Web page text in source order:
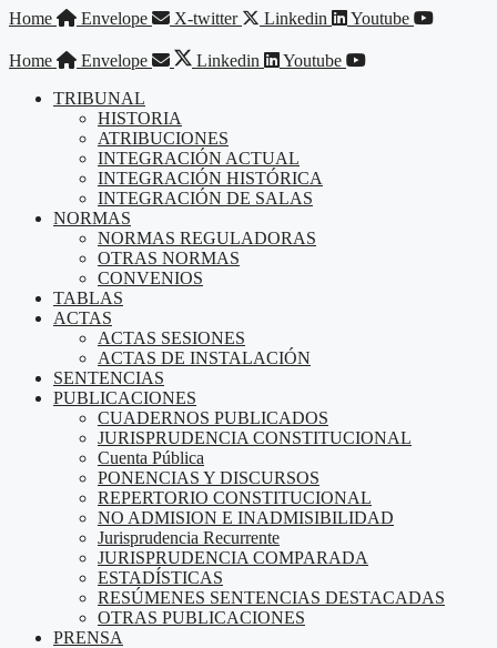
Saltar
contenido
Home Envelope X-twitter Linkedin Youtube
Home Envelope Linkedin
Youtube
TRIBUNAL
HISTORIA
ATRIBUCIONES
INTEGRACIÓN ACTUAL
INTEGRACIÓN HISTÓRICA
INTEGRACIÓN DE SALAS
NORMAS
NORMAS REGULADORAS
OTRAS NORMAS
CONVENIOS
TABLAS
ACTAS
ACTAS SESIONES
ACTAS DE INSTALACIÓN
SENTENCIAS
PUBLICACIONES
CUADERNOS PUBLICADOS
JURISPRUDENCIA CONSTITUCIONAL
Cuenta Pública
PONENCIAS Y DISCURSOS
REPERTORIO CONSTITUCIONAL
NO ADMISION E INADMISIBILIDAD
Jurisprudencia Recurrente
JURISPRUDENCIA COMPARADA
ESTADÍSTICAS
RESÚMENES SENTENCIAS DESTACADAS
OTRAS PUBLICACIONES
PRENSA